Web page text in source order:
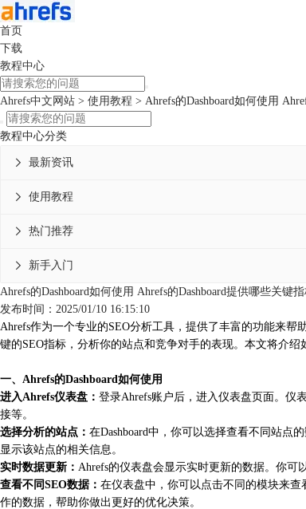
首页
下载
教程中心
Ahrefs中文网站 > 使用教程 > Ahrefs的Dashboard如何使用
教程中心分类
最新资讯

使用教程

热门推荐

新手入门

Ahrefs的Dashboard如何使用 Ahrefs的Dashboard提供哪些关键
发布时间：2025/01/10 16:15:10
Ahrefs作为一个专业的SEO分析工具，提供了丰富的功能来帮
键的SEO指标，分析你的站点和竞争对手的表现。本文将介绍
一、Ahrefs的Dashboard如何使用
进入Ahrefs仪表盘： 登录Ahrefs账户后，进入仪表盘页面。仪
接等。
选择分析的站点： 在Dashboard中，你可以选择查看不同站点
显示该站点的相关信息。
实时数据更新： Ahrefs的仪表盘会显示实时更新的数据。你可
查看不同SEO数据： 在仪表盘中，你可以点击不同的模块来查
作的数据，帮助你做出更好的优化决策。